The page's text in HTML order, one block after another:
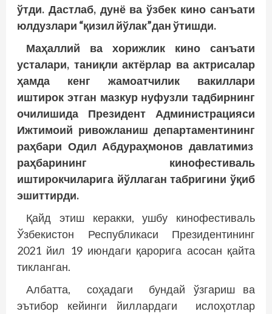
ўтди. Дастлаб, дунё ва ўзбек кино санъати
юлдузлари “қизил йўлак”дан ўтишди.
Маҳаллий ва хорижлик кино санъати
усталари, таниқли актёрлар ва актрисалар
ҳамда кенг жамоатчилик вакиллари
иштирок этган мазкур нуфузли тадбирнинг
очилишида Президент Администрацияси
Ижтимоий ривожланиш департаментининг
раҳбари Одил Абдураҳмонов давлатимиз
раҳбарининг кинофестиваль
иштирокчиларига йўллаган табригини ўқиб
эшиттирди.
Қайд этиш керакки, ушбу кинофестиваль
Ўзбекистон Республикаси Президентининг
2021 йил 19 июндаги қарорига асосан қайта
тикланган.
Албатта, соҳадаги бундай ўзгариш ва
эътибор кейинги йиллардаги ислоҳотлар